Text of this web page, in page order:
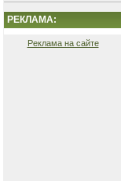
РЕКЛАМА:
Реклама на сайте